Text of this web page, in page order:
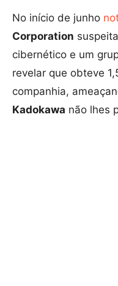
No início de junho
Corporation
cibernético e um
revelar que obteve
companhia,
Kadokawa não lhes